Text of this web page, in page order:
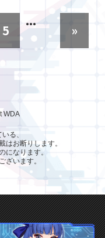
5
...
»
WDA
る、
はお断りします。
になります。
ざいます。